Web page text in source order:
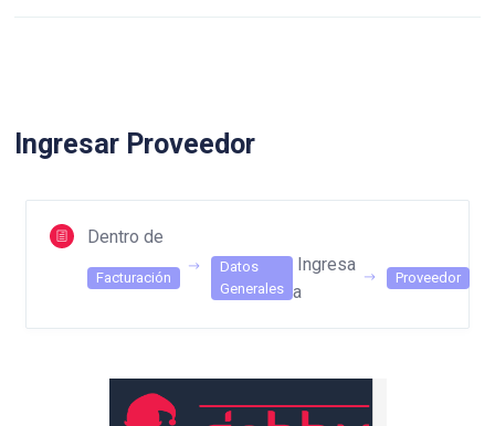
Ingresar Proveedor
Dentro de
Facturación
Datos
Generales
Ingresa
a
Proveedor